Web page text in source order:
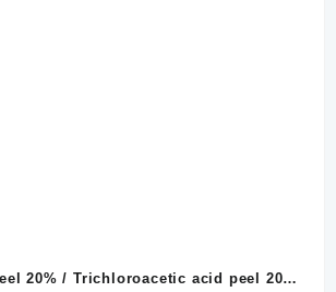
20% / Trichloroacetic acid peel 20%